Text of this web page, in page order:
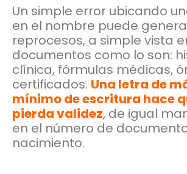
Un simple error ubicando
en el nombre puede
reprocesos, a simple vista
documentos como lo son:
clínica, fórmulas médicas,
certificados. Una letra de
mínimo de escritura hace
pierda validez, de igual
en el número de
nacimiento.